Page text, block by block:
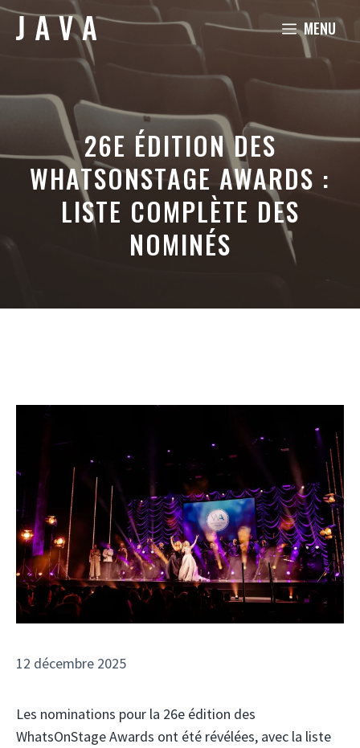
Aller
MENU
26E ÉDITION DES
WHATSONSTAGE AWARDS :
LISTE COMPLÈTE DES
NOMINÉS
12 décembre 2025
Les nominations pour la 26e édition des
WhatsOnStage Awards ont été révélées, avec la liste